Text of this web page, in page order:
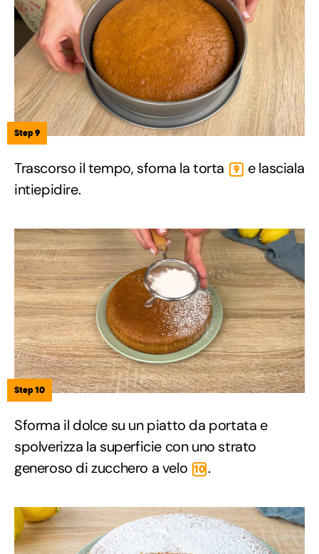
Step 9
Trascorso il tempo, sforna la torta 9
e lasciala
intiepidire.
Step 10
Sforma il dolce su un piatto da portata e
spolverizza la superficie con uno strato
generoso di zucchero a velo 10 .